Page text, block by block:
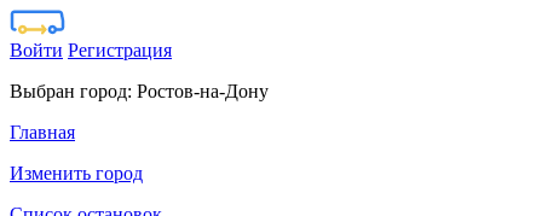
Войти Регистрация
Выбран город: Ростов-на-Дону
Главная
Изменить город